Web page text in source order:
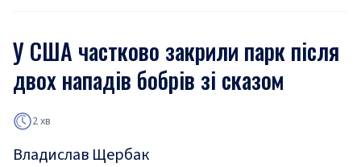
У США частково закрили парк після
двох нападів бобрів зі сказом
2 хв
Владислав Щербак